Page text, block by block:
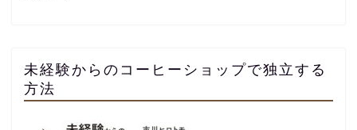
未経験からのコーヒーショップで独立する
方法